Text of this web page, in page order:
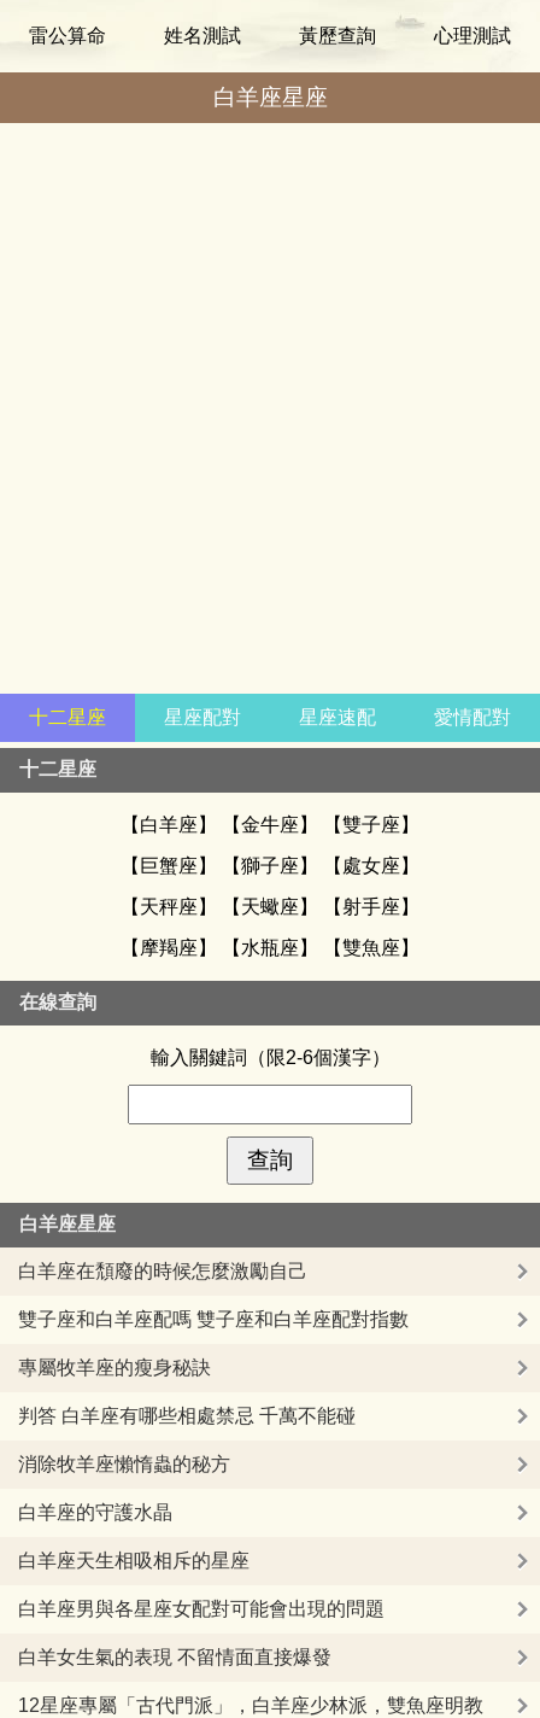
雷公算命 姓名測試 黃歷查詢 心理測試
白羊座星座
十二星座 星座配對 星座速配 愛情配對
十二星座
【 白羊座 】 【金牛座 】 【雙子座 】
【 巨蟹座 】 【獅子座 】 【 處女座 】
【 天秤座 】 【 天蠍座 】 【射手座 】
【 摩羯座 】 【 水瓶座 】 【雙魚座 】
在線查詢
輸入關鍵詞（限2-6個漢字）
白羊座星座
白羊座在頹廢的時候怎麼激勵自己
雙子座和白羊座配嗎 雙子座和白羊座配對指數
專屬牧羊座的瘦身秘訣
判答 白羊座有哪些相處禁忌 千萬不能碰
消除牧羊座懶惰蟲的秘方
白羊座的守護水晶
白羊座天生相吸相斥的星座
白羊座男與各星座女配對可能會出現的問題
白羊女生氣的表現 不留情面直接爆發
12星座專屬「古代門派」，白羊座少林派，雙魚座明教